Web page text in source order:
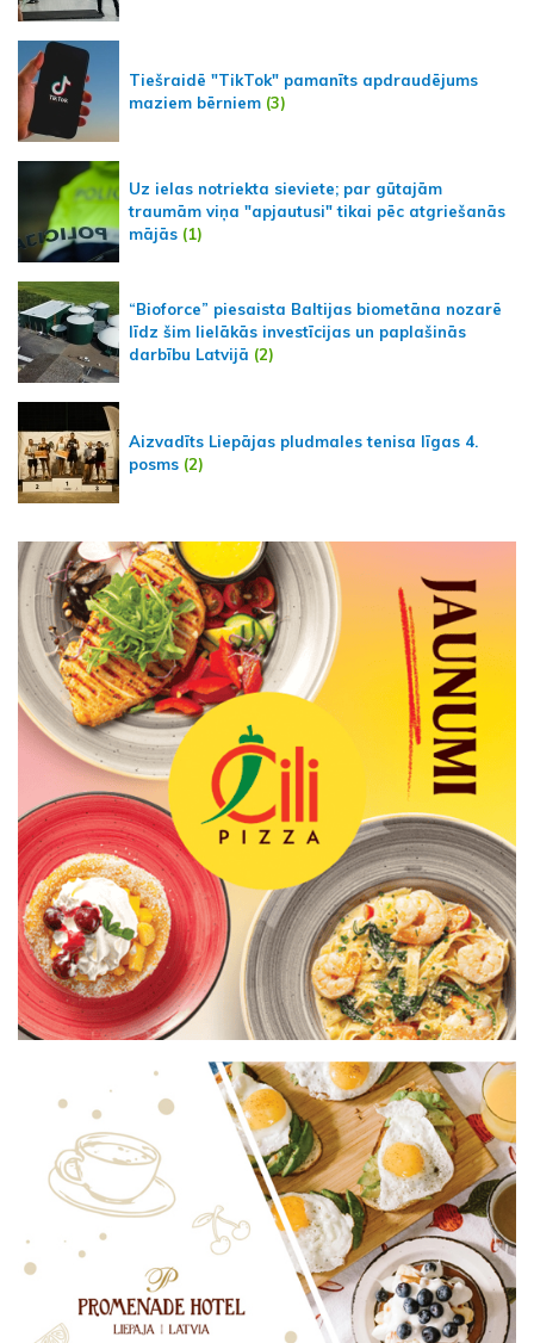
Tiešraidē "TikTok" pamanīts apdraudējums
maziem bērniem (3)
Uz ielas notriekta sieviete; par gūtajām
traumām viņa "apjautusi" tikai pēc atgriešanās
mājās (1)
“Bioforce” piesaista Baltijas biometāna nozarē
līdz šim lielākās investīcijas un paplašinās
darbību Latvijā (2)
Aizvadīts Liepājas pludmales tenisa līgas 4.
posms (2)